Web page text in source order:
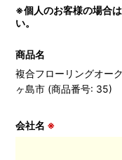
※個人のお客様の場合
い。
商品名
複合フローリングオー
ヶ島市 (商品番号: 35)
会社名 ※